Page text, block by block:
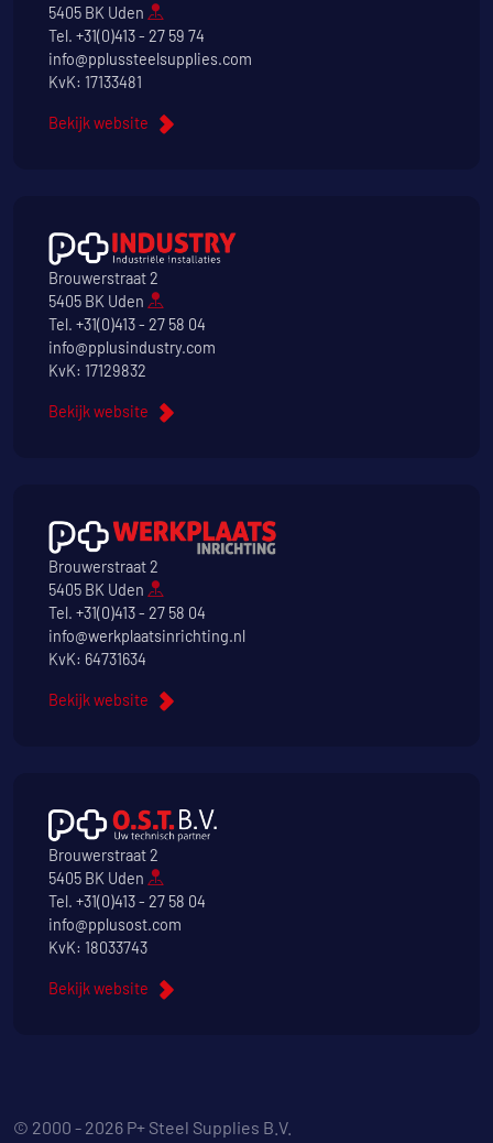
5405 BK Uden
Tel. +31(0)413 - 27 59 74
info@pplussteelsupplies.com
KvK: 17133481
Bekijk website
Brouwerstraat 2
5405 BK Uden
Tel. +31(0)413 - 27 58 04
info@pplusindustry.com
KvK: 17129832
Bekijk website
Brouwerstraat 2
5405 BK Uden
Tel. +31(0)413 - 27 58 04
info@werkplaatsinrichting.nl
KvK: 64731634
Bekijk website
Brouwerstraat 2
5405 BK Uden
Tel. +31(0)413 - 27 58 04
info@pplusost.com
KvK: 18033743
Bekijk website
© 2000 - 2026 P+ Steel Supplies B.V.